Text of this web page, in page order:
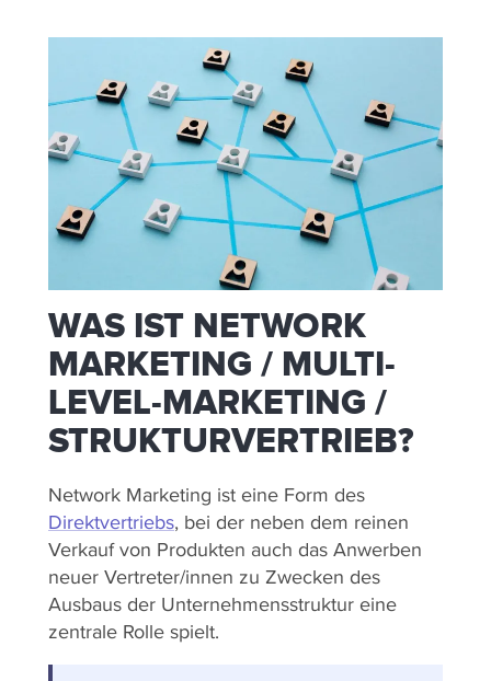
WAS IST NETWORK
MARKETING / MULTI-
LEVEL-MARKETING /
STRUKTURVERTRIEB?
Network Marketing ist eine Form des
Direktvertriebs, bei der neben dem reinen
Verkauf von Produkten auch das Anwerben
neuer Vertreter/innen zu Zwecken des
Ausbaus der Unternehmensstruktur eine
zentrale Rolle spielt.